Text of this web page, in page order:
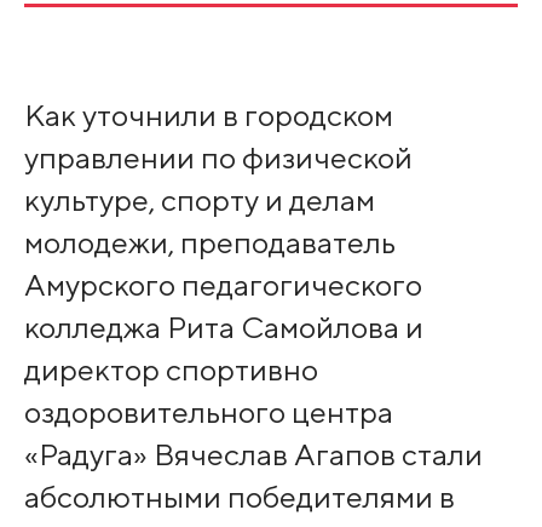
Как уточнили в городском
управлении по физической
культуре, спорту и делам
молодежи, преподаватель
Амурского педагогического
колледжа Рита Самойлова и
директор спортивно
оздоровительного центра
«Радуга» Вячеслав Агапов стали
абсолютными победителями в